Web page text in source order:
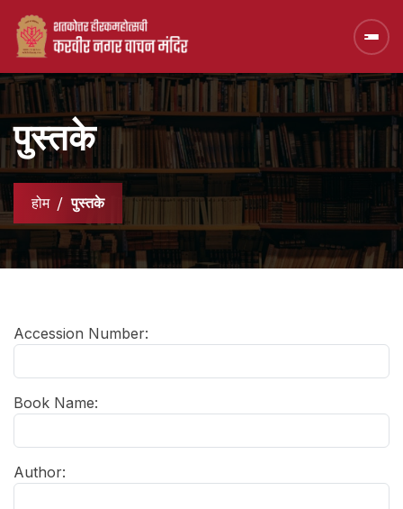
पुस्तके
होम पुस्तके
Accession Number:
Book Name:
Author: